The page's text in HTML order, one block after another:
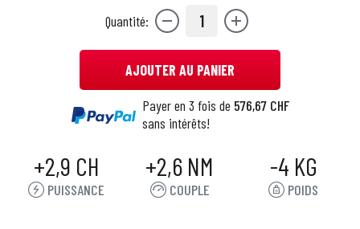
Quantité: 1
AJOUTER AU PANIER
Payer en 3 fois de 576,67 CHF
sans intérêts!
+2,9 CH
PUISSANCE
+2,6 NM
COUPLE
-4 KG
POIDS